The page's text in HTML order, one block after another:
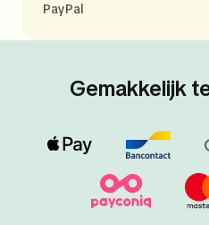
PayPal
Gemakkelijk